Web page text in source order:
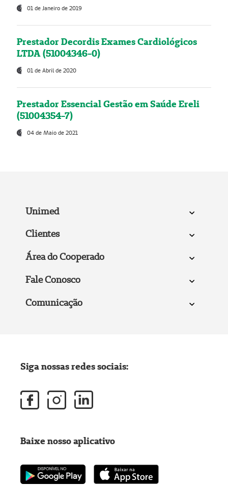
01 de Janeiro de 2019
Prestador Decordis Exames Cardiológicos
LTDA (51004346-0)
01 de Abril de 2020
Prestador Essencial Gestão em Saúde Ereli
(51004354-7)
04 de Maio de 2021
Unimed
Clientes
Área do Cooperado
Fale Conosco
Comunicação
Siga nossas redes sociais:
Baixe nosso aplicativo